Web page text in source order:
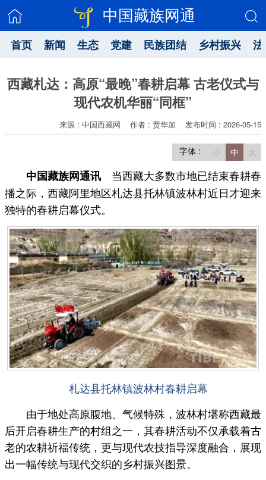
中国藏族网通
首页 新闻 生态 党建 民族团结 乡村振兴
西藏札达：高原“最晚”春耕启幕 古老仪式与
现代农机华丽“同框”
来源 : 中国西藏网 作者 : 贾华加 发布时间 : 2026-05-15
字体 : 小 中 大
中国藏族网通讯 当西藏大多数市地已结束春耕春
播之际，西藏阿里地区札达县托林镇波林村近日才迎来
独特的春耕启幕仪式。
札达县托林镇波林村春耕启幕
由于地处高原腹地、气候特殊，波林村堪称西藏最
后开启春耕生产的村组之一，其春耕活动不仅承载着古
老的农耕祈福传统，更与现代农技指导深度融合，展现
出一幅传统与现代交织的乡村振兴图景。